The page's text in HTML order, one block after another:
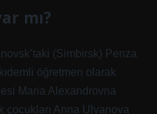
mı?
(Simbirsk) Penza
öğretmen olarak
Maria Alexandrovna
çocukları Anna Ulyanova